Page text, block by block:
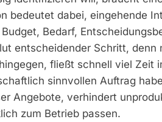
bedeutet dabei, eingehende
Bedarf,
entscheidender Schritt,
fließt schnell viel Zeit
sinnvollen Auftrag
Angebote, verhindert
zum Betrieb passen.